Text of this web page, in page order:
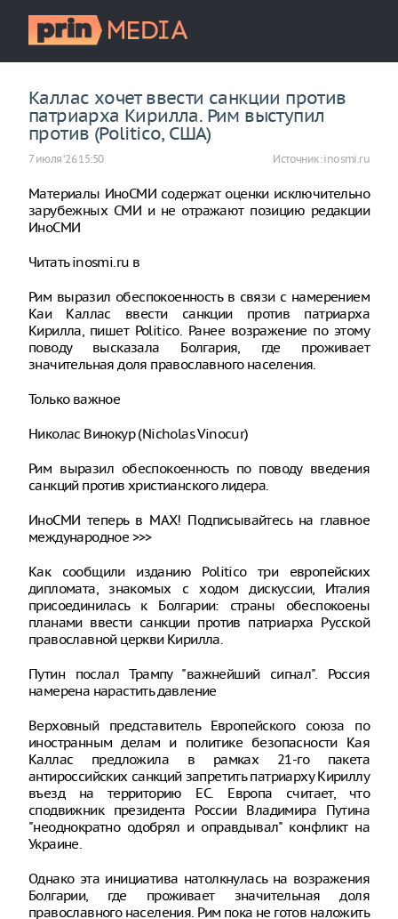
Каллас хочет ввести санкции против
патриарха Кирилла. Рим выступил
против (Politico, США)
7 июля ‘26 15:50 Источник:inosmi.ru
Материалы ИноСМИ содержат оценки исключительно
зарубежных СМИ и не отражают позицию редакции
ИноСМИ
Читать inosmi.ru в
Рим выразил обеспокоенность в связи с намерением
Каи Каллас ввести санкции против патриарха
Кирилла, пишет Politico. Ранее возражение по этому
поводу высказала Болгария, где проживает
значительная доля православного населения.
Только важное
Николас Винокур (Nicholas Vinocur)
Рим выразил обеспокоенность по поводу введения
санкций против христианского лидера.
ИноСМИ теперь в MAX! Подписывайтесь на главное
международное >>>
Как сообщили изданию Politico три европейских
дипломата, знакомых с ходом дискуссии, Италия
присоединилась к Болгарии: страны обеспокоены
планами ввести санкции против патриарха Русской
православной церкви Кирилла.
Путин послал Трампу "важнейший сигнал". Россия
намерена нарастить давление
Верховный представитель Европейского союза по
иностранным делам и политике безопасности Кая
Каллас предложила в рамках 21-го пакета
антироссийских санкций запретить патриарху Кириллу
въезд на территорию ЕС. Европа считает, что
сподвижник президента России Владимира Путина
"неоднократно одобрял и оправдывал" конфликт на
Украине.
Однако эта инициатива натолкнулась на возражения
Болгарии, где проживает значительная доля
православного населения. Рим пока не готов наложить